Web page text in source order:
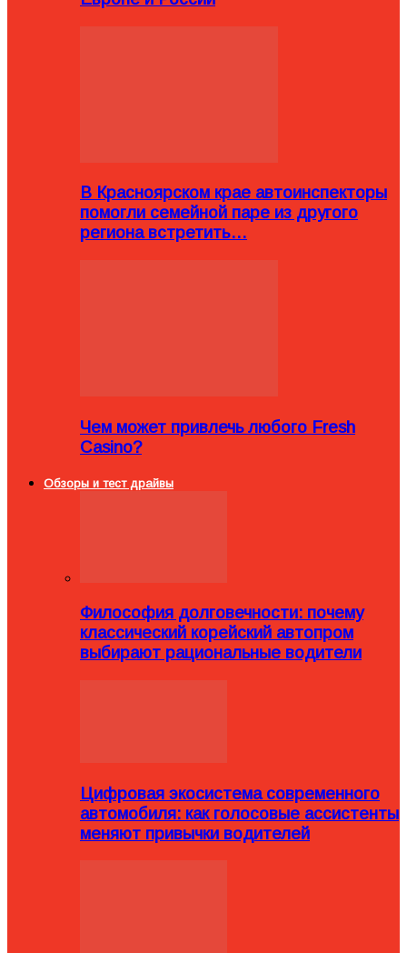
В Красноярском крае автоинспекторы
помогли семейной паре из другого
региона встретить…
Чем может привлечь любого Fresh
Casino?
Обзоры и тест драйвы
Философия долговечности: почему
классический корейский автопром
выбирают рациональные водители
Цифровая экосистема современного
автомобиля: как голосовые ассистенты
меняют привычки водителей